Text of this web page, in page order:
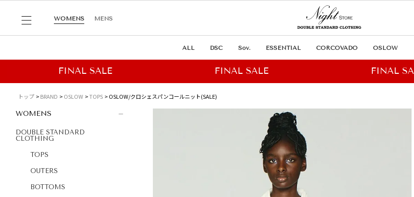
WOMENS MENS
ALL DSC Sov. ESSENTIAL CORCOVADO OSLOW
トップ BRAND OSLOW TOPS OSLOW/クロシェスパンコールニット(SALE)
WOMENS
DOUBLE STANDARD
CLOTHING
TOPS
OUTERS
BOTTOMS